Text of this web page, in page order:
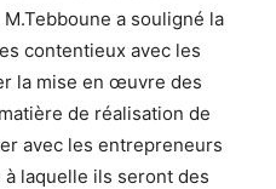
a souligné la
contentieux avec les
la mise en œuvre des
de réalisation de
avec les entrepreneurs
laquelle ils seront des